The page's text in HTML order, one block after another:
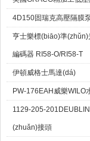
4D150固瑞克高壓隔膜
亨士樂標(biāo)準(zhǔn)
編碼器 RI58-O/RI58-T
伊頓威格士馬達(dá)
PW-176EAH威樂WILO
1129-205-
(zhuǎn)接頭